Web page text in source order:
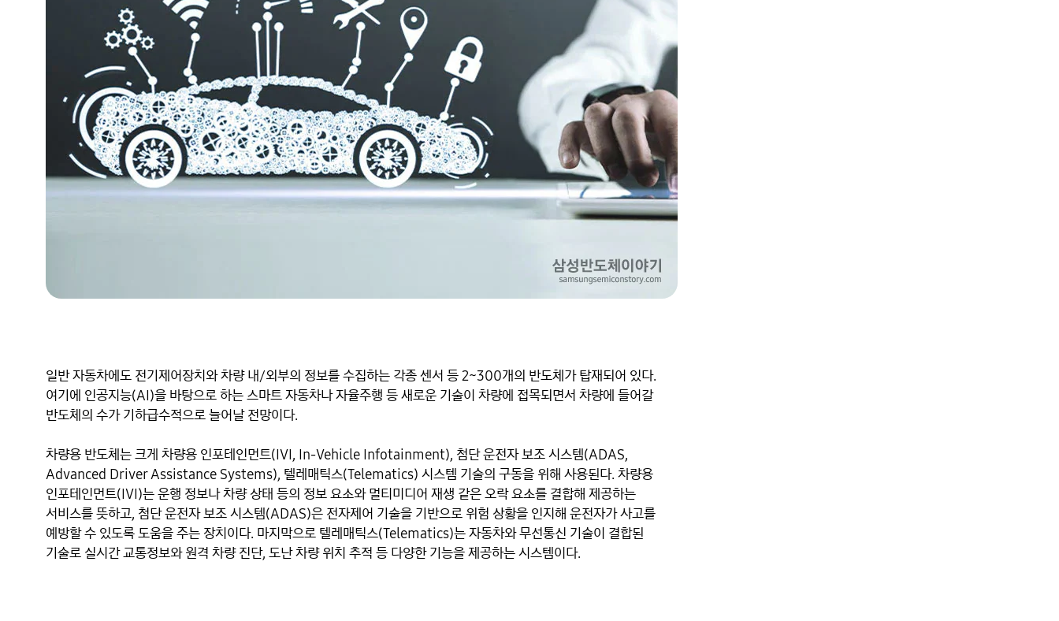
일반 자동차에도 전기제어장치와 차량 내/외부의 정보를 수집하는 각종 센서 등 2~300개의 반도체가 탑재되어 있다.
여기에 인공지능(AI)을 바탕으로 하는 스마트 자동차나 자율주행 등 새로운 기술이 차량에 접목되면서 차량에 들어갈
반도체의 수가 기하급수적으로 늘어날 전망이다.
차량용 반도체는 크게 차량용 인포테인먼트(IVI, In-Vehicle Infotainment), 첨단 운전자 보조 시스템(ADAS,
Advanced Driver Assistance Systems), 텔레매틱스(Telematics) 시스템 기술의 구동을 위해 사용된다. 차량용
인포테인먼트(IVI)는 운행 정보나 차량 상태 등의 정보 요소와 멀티미디어 재생 같은 오락 요소를 결합해 제공하는
서비스를 뜻하고, 첨단 운전자 보조 시스템(ADAS)은 전자제어 기술을 기반으로 위험 상황을 인지해 운전자가 사고를
예방할 수 있도록 도움을 주는 장치이다. 마지막으로 텔레매틱스(Telematics)는 자동차와 무선통신 기술이 결합된
기술로 실시간 교통정보와 원격 차량 진단, 도난 차량 위치 추적 등 다양한 기능을 제공하는 시스템이다.